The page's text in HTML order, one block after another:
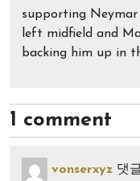
supporting
left midfield and
backing him up in
1 comment
vonserxyz 댓